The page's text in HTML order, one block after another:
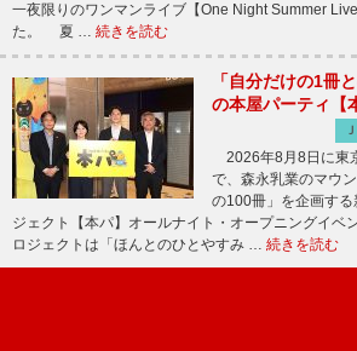
一夜限りのワンマンライブ【One Night Summer
た。 夏 … 続きを読む
「自分だけの1冊
の本屋パーティ【
2026年8月8日に東
で、森永乳業のマウ
の100冊」を企画す
ジェクト【本パ】オールナイト・オープニングイ
ロジェクトは「ほんとのひとやすみ … 続きを読む